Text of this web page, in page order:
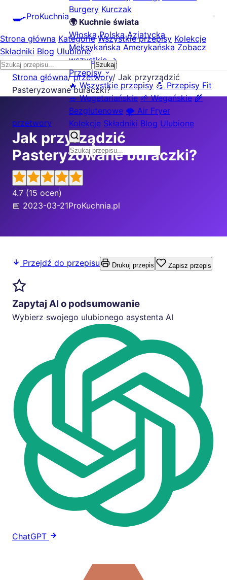
🍳ProKuchnia
Burgery Kurczak
🌍 Kuchnie świata
Włoska Polska Azjatycka
Meksykańska Amerykańska Zobacz
wszystkie →
Przepisy
🔥 Wszystkie przepisy 💪 Przepisy Fit
🥗 Wegetariańskie 🌱 Wegańskie 🌾
Bezglutenowe 🌪️ Air Fryer
Kolekcje Składniki Blog Ulubione
Strona główna Kategorie Wszystkie przepisy Kolekcje
Składniki Blog Ulubione
Szukaj
Strona główna/ przetwory/ Jak przyrządzić
Pasteryzowane buraczki?
przetwory
Jak przyrządzić
Pasteryzowane buraczki?
4.7 (15 ocen)
📅 2023-03-21ProKuchnia.pl
Przejdź do przepisu Drukuj przepis Zapisz przepis
Zapytaj AI o podsumowanie
Wybierz swojego ulubionego asystenta AI
ChatGPT